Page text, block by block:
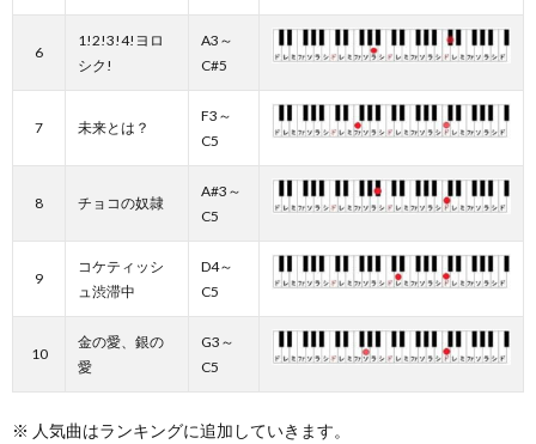
6
1!2!3!4!ヨロ
シク!
A3～
C#5
7 未来とは？
F3～
C5
8 チョコの奴隷
A#3～
C5
9
コケティッシ
ュ渋滞中
D4～
C5
10
金の愛、銀の
愛
G3～
C5
※ 人気曲はランキングに追加していきます。